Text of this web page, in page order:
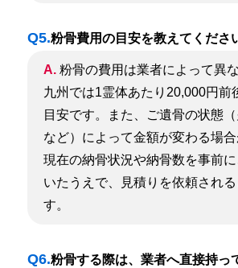
Q5.粉骨費用の目安を教えてくださ
A.粉骨の費用は業者によって異
九州では1霊体あたり20,000円前
目安です。また、ご遺骨の状態
など）によって金額が変わる場合
現在の納骨状況や納骨数を事前
いたうえで、見積りを依頼され
す。
Q6.粉骨する際は、業者へ直接持っ